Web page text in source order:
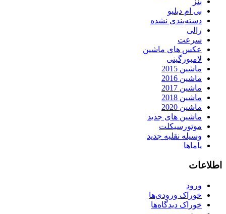
بی ام دبلیو
دسته‌بندی نشده
رالی
سرعت
عکس های ماشین
لامبورگینی
ماشین 2015
ماشین 2016
ماشین 2017
ماشین 2018
ماشین 2020
ماشین های جدید
موتورسیکلت
وسیله نقلیه جدید
یاماها
اطلاعات
ورود
خوراک ورودی‌ها
خوراک دیدگاه‌ها